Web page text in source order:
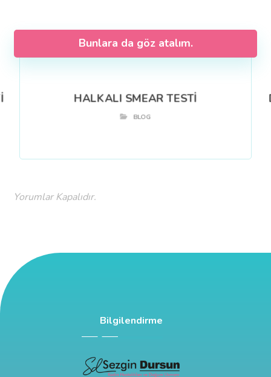
Bunlara da göz atalım.
HALKALI SMEAR TESTİ
BLOG
Yorumlar Kapalıdır.
Bilgilendirme